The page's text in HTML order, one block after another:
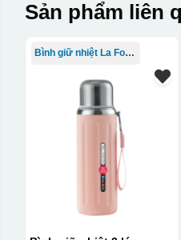
In Decal
Bước 1: Tạo khuôn in để
Bước 1: Tạo ra DECAL
thước logo được căn
Sản phẩm liên
Bình giữ nhiệt La Fonte